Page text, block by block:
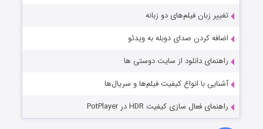
تغییر زبان فیلم‌های دو زبانه
اضافه کردن صدای دوبله به ویدئو
راهنمای دانلود از سایت دوستی ها
آشنایی با انواع کیفیت فیلم‌ها و سریال‌ها
راهنمای فعال سازی کیفیت HDR در PotPlayer